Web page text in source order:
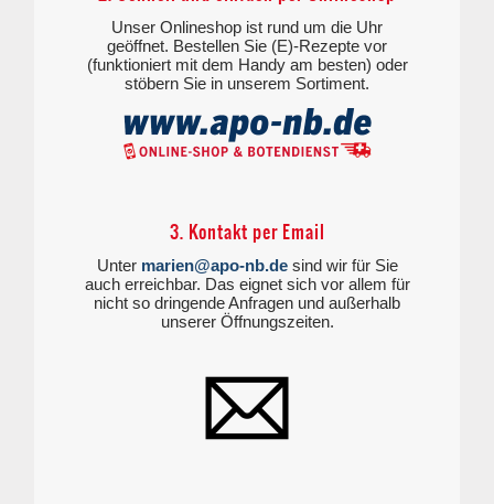
Unser Onlineshop ist rund um die Uhr
geöffnet. Bestellen Sie (E)-Rezepte vor
(funktioniert mit dem Handy am besten) oder
stöbern Sie in unserem Sortiment.
3. Kontakt per Email
Unter marien@apo-nb.desind wir für Sie
auch erreichbar. Das eignet sich vor allem für
nicht so dringende Anfragen und außerhalb
unserer Öffnungszeiten.